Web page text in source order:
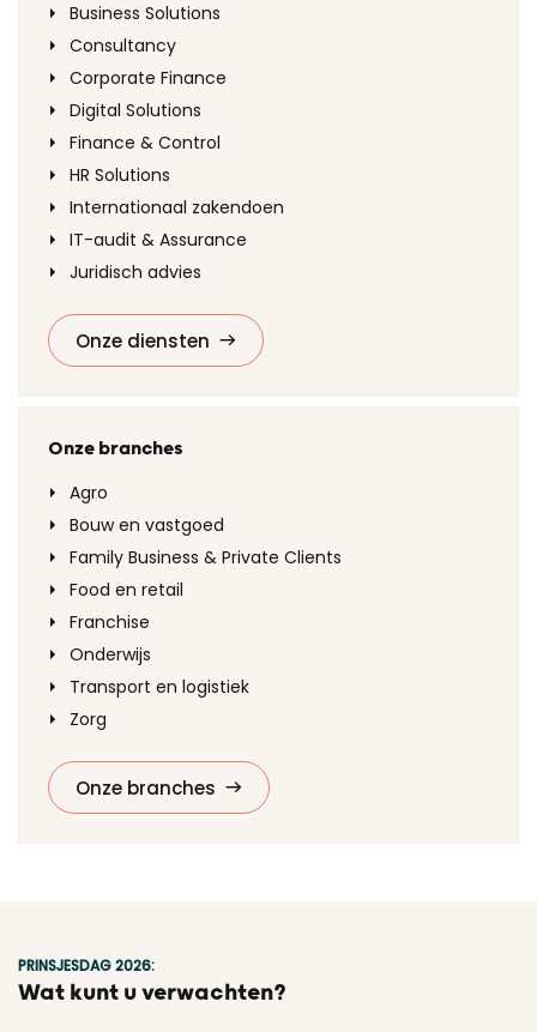
Business Solutions
Consultancy
Corporate Finance
Digital Solutions
Finance & Control
HR Solutions
Internationaal zakendoen
IT-audit & Assurance
Juridisch advies
Onze diensten
Onze branches
Agro
Bouw en vastgoed
Family Business & Private Clients
Food en retail
Franchise
Onderwijs
Transport en logistiek
Zorg
Onze branches
PRINSJESDAG 2026:
Wat kunt u verwachten?